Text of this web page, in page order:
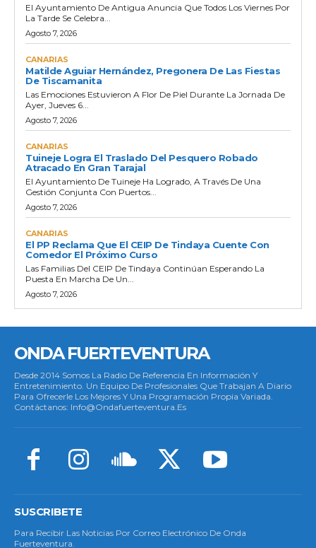
El Ayuntamiento De Antigua Anuncia Que Todos Los Viernes Por
La Tarde Se Celebra...
Agosto 7, 2026
CANARIAS
Matilde Aguiar Hernández, Pregonera De Las Fiestas
De Tiscamanita
Las Emociones Estuvieron A Flor De Piel Durante La Jornada De
Ayer, Jueves 6...
Agosto 7, 2026
CANARIAS
Tuineje Logra El Traslado Del Pesquero Robado
Atracado En Gran Tarajal
El Ayuntamiento De Tuineje Ha Logrado, A Través De Una
Gestión Conjunta Con Puertos...
Agosto 7, 2026
CANARIAS
El PP Reclama Que El CEIP De Tindaya Cuente Con
Comedor El Próximo Curso
Las Familias Del CEIP De Tindaya Continúan Esperando La
Puesta En Marcha De Un...
Agosto 7, 2026
ONDA FUERTEVENTURA
Desde 2014 Somos La Radio De Referencia En Información Y
Entretenimiento. Un Equipo De Profesionales Que Trabajan A Diario
Para Ofrecerle Los Mejores Y Una Programación Propia Variada.
Contáctanos: Info@ondafuerteventura.es
SUSCRIBETE
Para Recibir Las Noticias Por Correo Electrónico De Onda
Fuerteventura.